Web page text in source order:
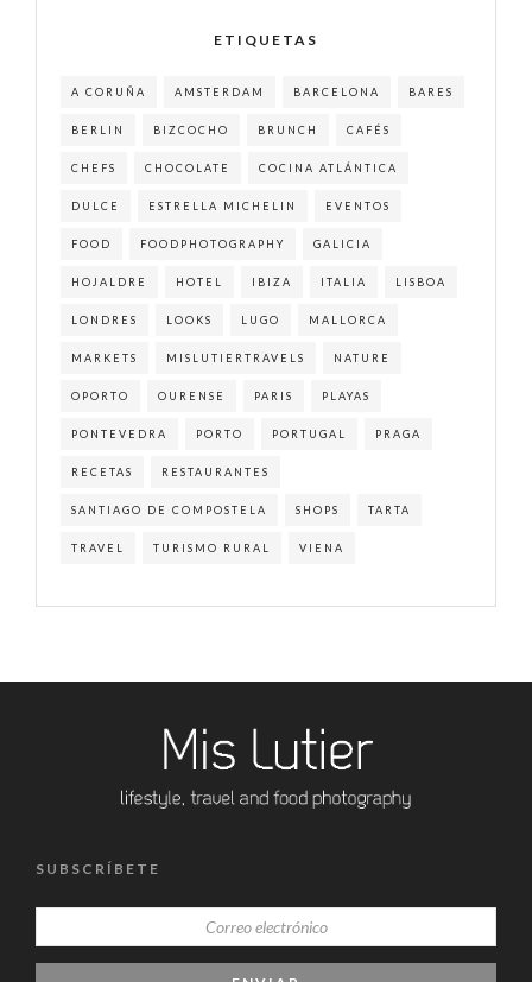
ETIQUETAS
A CORUÑA AMSTERDAM BARCELONA BARES
BERLIN BIZCOCHO BRUNCH CAFÉS
CHEFS CHOCOLATE COCINA ATLÁNTICA
DULCE ESTRELLA MICHELIN EVENTOS
FOOD FOODPHOTOGRAPHY GALICIA
HOJALDRE HOTEL IBIZA ITALIA LISBOA
LONDRES LOOKS LUGO MALLORCA
MARKETS MISLUTIERTRAVELS NATURE
OPORTO OURENSE PARIS PLAYAS
PONTEVEDRA PORTO PORTUGAL PRAGA
RECETAS RESTAURANTES
SANTIAGO DE COMPOSTELA SHOPS TARTA
TRAVEL TURISMO RURAL VIENA
SUBSCRÍBETE